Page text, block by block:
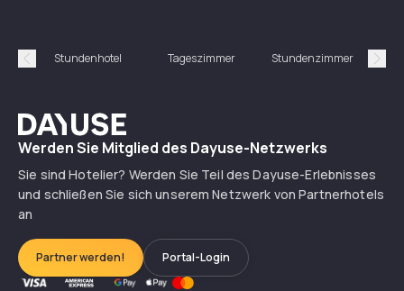
Précédent
Stundenhotel Tageszimmer Stundenzimmer
Dayuse
Werden Sie Mitglied des Dayuse-Netzwerks
Sie sind Hotelier? Werden Sie Teil des Dayuse-Erlebnisses
und schließen Sie sich unserem Netzwerk von Partnerhotels
an
Partner werden! Portal-Login